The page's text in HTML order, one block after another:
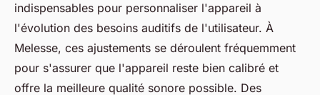
indispensables pour personnaliser l'appareil à
l'évolution des besoins auditifs de l'utilisateur. À
Melesse, ces ajustements se déroulent fréquemment
pour s'assurer que l'appareil reste bien calibré et
offre la meilleure qualité sonore possible. Des